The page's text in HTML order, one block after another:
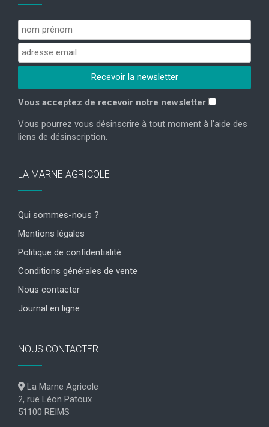
Vous acceptez de recevoir notre newsletter
Vous pourrez vous désinscrire à tout moment à l'aide des
liens de désinscription.
LA MARNE AGRICOLE
Qui sommes-nous ?
Mentions légales
Politique de confidentialité
Conditions générales de vente
Nous contacter
Journal en ligne
NOUS CONTACTER
La Marne Agricole
2, rue Léon Patoux
51100 REIMS